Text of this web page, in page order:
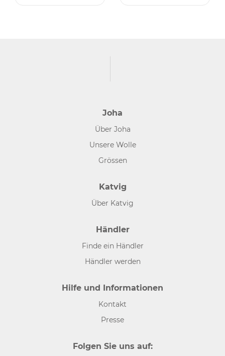
Joha
Über Joha
Unsere Wolle
Grössen
Katvig
Über Katvig
Händler
Finde ein Händler
Händler werden
Hilfe und Informationen
Kontakt
Presse
Folgen Sie uns auf: